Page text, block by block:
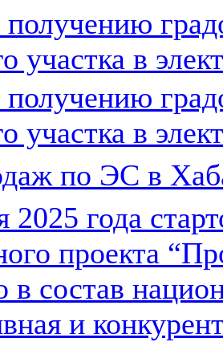
участка в
участка в
по ЭС в
2025 года
проекта
в состав
и